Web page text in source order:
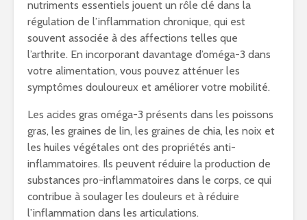
nutriments essentiels jouent un rôle clé dans la
régulation de l’inflammation chronique, qui est
souvent associée à des affections telles que
l’arthrite. En incorporant davantage d’oméga-3 dans
votre alimentation, vous pouvez atténuer les
symptômes douloureux et améliorer votre mobilité.
Les acides gras oméga-3 présents dans les poissons
gras, les graines de lin, les graines de chia, les noix et
les huiles végétales ont des propriétés anti-
inflammatoires. Ils peuvent réduire la production de
substances pro-inflammatoires dans le corps, ce qui
contribue à soulager les douleurs et à réduire
l’inflammation dans les articulations.